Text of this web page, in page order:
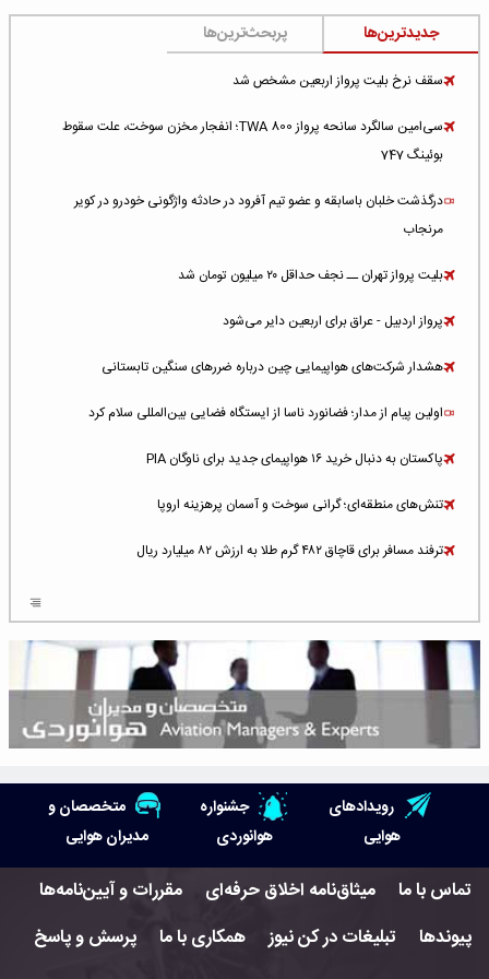
جدیدترین‌ها پربحث‌ترین‌ها
سقف نرخ بلیت پرواز اربعین مشخص شد
سی‌امین سالگرد سانحه پرواز TWA 800؛ انفجار مخزن سوخت، علت سقوط
بوئینگ 747
درگذشت خلبان باسابقه و عضو تیم آفرود در حادثه واژگونی خودرو در کویر
مرنجاب
بلیت پرواز تهران ــ نجف حداقل ۲۰ میلیون تومان شد
پرواز اردبیل - عراق برای اربعین دایر می‌شود
هشدار شرکت‌های هواپیمایی چین درباره ضررهای سنگین تابستانی
اولین پیام از مدار؛ فضانورد ناسا از ایستگاه فضایی بین‌المللی سلام کرد
پاکستان به دنبال خرید ۱۶ هواپیمای جدید برای ناوگان PIA
تنش‌های منطقه‌ای؛ گرانی سوخت و آسمان پرهزینه اروپا
ترفند مسافر برای قاچاق ۴۸۲ گرم طلا به ارزش ۸۲ میلیارد ریال
شلوغ‌ترین فرودگاه‌های اروپا در ۲۰۲۵: لندن، استانبول و پاریس
پخش زنده پرواز سیزدهم موشک استارشیپ اسپیس‌ایکس [جمعه ساعت ۰۱:۴۵]
هوش مصنوعی وارد تعمیر و بازرسی موتورهای هواپیما شد
حمله هوایی به تأسیسات فرودگاه سمنان
استخدام در صنعت هوانوردی کانادا با آموزش رایگان و حقوق ۱۲۷ هزار دلاری
رویدادهای
هوایی
جشنواره
هوانوردی
متخصصان و
مدیران هوایی
تماس با ما میثاق‌نامه اخلاق حرفه‌ای
مقررات و آیین‌نامه‌ها
پیوندها
تبلیغات در کن نیوز همکاری با ما پرسش و پاسخ